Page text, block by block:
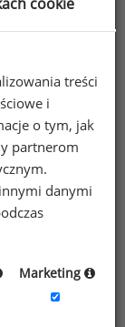
informacje o
treści
i
o tym, jak
partnerom
danymi
Marketing